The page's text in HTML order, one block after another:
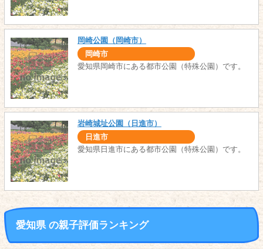
岡崎公園（岡崎市）
岡崎市
愛知県岡崎市にある都市公園（特殊公園）です。
岩崎城址公園（日進市）
日進市
愛知県日進市にある都市公園（特殊公園）です。
愛知県 の親子評価ランキング